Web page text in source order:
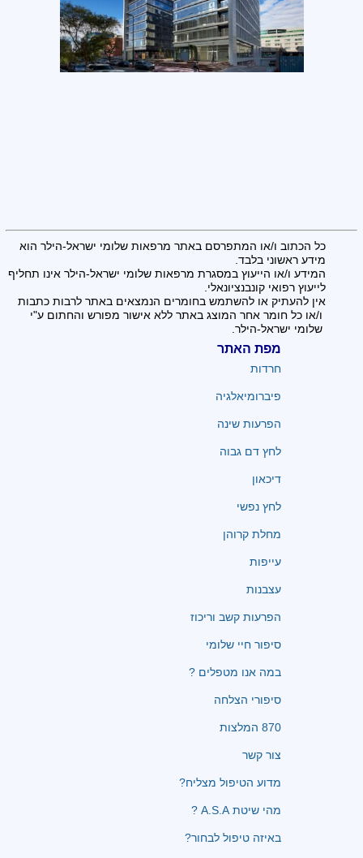
כל הכתוב ו/או המתפרסם באתר מרפאות שלומי ישראל-הילר הוא
מידע ראשוני בלבד.
המידע ו/או הייעוץ במסגרת מרפאות שלומי ישראל-הילר אינו תחליף
לייעוץ רפואי קונבנציונאלי.
אין להעתיק או להשתמש בחומרים הנמצאים באתר לרבות כתבות
ו/או כל חומר אחר המוצג באתר ללא אישור מפורש והחתום ע"י
שלומי ישראל-הילר.
מפת האתר
חרדות
פיברומיאלגיה
הפרעות שינה
לחץ דם גבוה
דיכאון
לחץ נפשי
מחלת קרוהן
עייפות
עצבנות
הפרעות קשב וריכוז
סיפור חיי שלומי
במה אנו מטפלים ?
סיפורי הצלחה
870 המלצות
צור קשר
מדוע הטיפול מצליח?
מהי שיטת A.S.A ?
באיזה טיפול לבחור?